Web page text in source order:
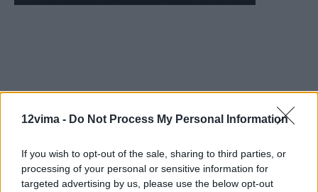
12vima - Do Not Process My Personal Information
If you wish to opt-out of the sale, sharing to third parties, or
processing of your personal or sensitive information for
targeted advertising by us, please use the below opt-out